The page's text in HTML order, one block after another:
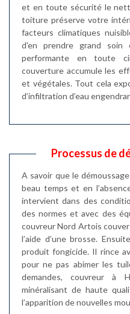
et en toute sécurité le
toiture préserve votre
facteurs climatiques
d'en prendre grand
performante en toute
couverture accumule les
et végétales. Tout cela
d’infiltration d’eau
Processus de
A savoir que le
beau temps et en
intervient dans des
des normes et avec des
couvreur Nord Artois
l’aide d’une brosse.
produit fongicide. Il rince
pour ne pas abimer les
demandes, couvreur à
minéralisant de haute
l’apparition de nouvelles